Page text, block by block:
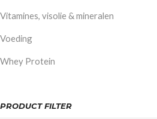
Vitamines, visolie & mineralen
Voeding
Whey Protein
PRODUCT FILTER